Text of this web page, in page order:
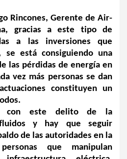
Rincones, Gerente de Air-
gracias a este tipo de
a las inversiones que
se está consiguiendo una
las pérdidas de energía en
vez más personas se dan
constituyen un
con este delito de la
y hay que seguir
de las autoridades en la
que manipulan